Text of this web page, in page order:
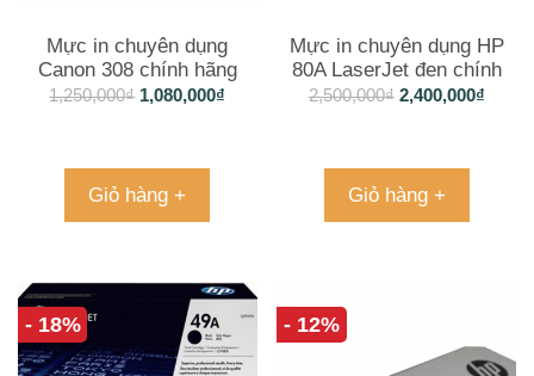
Mực in chuyên dụng
Canon 308 chính hãng
màu đen
1,250,000₫ 1,080,000₫
Giỏ hàng +
Mực in chuyên dụng HP
80A LaserJet đen chính
hãng (CF280A)
2,500,000₫ 2,400,000₫
Giỏ hàng +
- 18% - 12%